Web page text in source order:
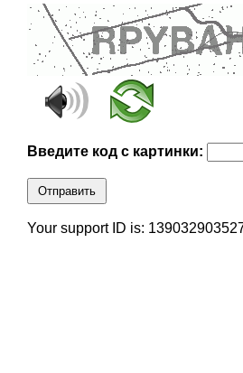
Введите код с картинки:
Отправить
Your support ID is: